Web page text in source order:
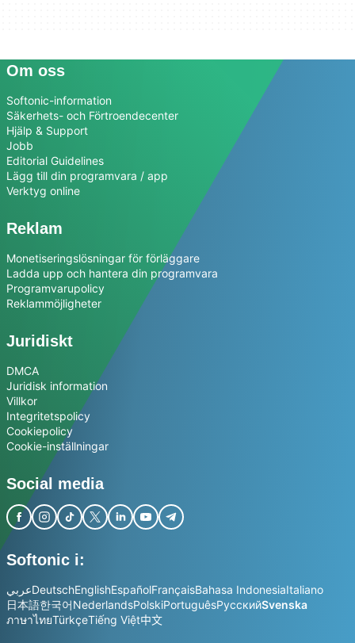
Om oss
Softonic-information
Säkerhets- och Förtroendecenter
Hjälp & Support
Jobb
Editorial Guidelines
Lägg till din programvara / app
Verktyg online
Reklam
Monetiseringslösningar för förläggare
Ladda upp och hantera din programvara
Programvarupolicy
Reklammöjligheter
Juridiskt
DMCA
Juridisk information
Villkor
Integritetspolicy
Cookiepolicy
Cookie-inställningar
Social media
Softonic i:
عربيDeutschEnglishEspañolFrançaisBahasa IndonesiaItaliano
日本語한국어NederlandsPolskiPortuguêsРусскийSvenska
ภาษาไทยTürkçeTiếng Việt中文